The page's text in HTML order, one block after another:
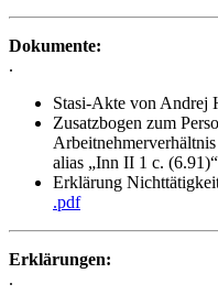
Dokumente:
.
Stasi-Akte von Andrej
Zusatzbogen zum
alias „Inn II 1 c.
Erklärung
.pdf
Erklärungen:
.